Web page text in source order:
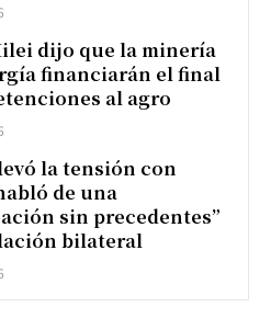
dijo que la minería
financiarán el final
al agro
la tensión con
de una
sin precedentes”
bilateral